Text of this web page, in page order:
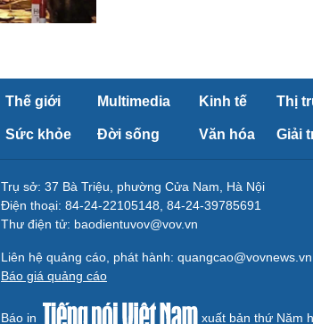
Thế giới Multimedia Kinh tế Thị
Sức khỏe Đời sống Văn hóa Giải
Trụ sở: 37 Bà Triệu, phường Cửa Nam, Hà Nội
Điện thoại: 84-24-22105148, 84-24-39785691
Thư điện tử: baodientuvov@vov.vn
Liên hệ quảng cáo, phát hành: quangcao@vovnews.vn
Báo giá quảng cáo
Báo in xuất bản thứ Năm